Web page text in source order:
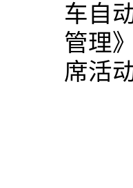
车自
管理
席活